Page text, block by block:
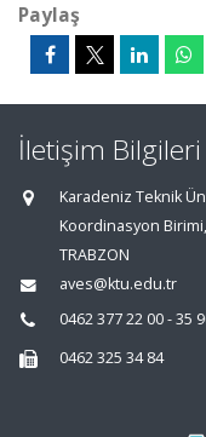
Paylaş
İletişim Bilgileri
Karadeniz Teknik
Koordinasyon
TRABZON
aves@ktu.edu.tr
0462 377 22 00 - 35
0462 325 34 84